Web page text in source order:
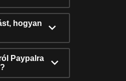
hogyan
Paypalra